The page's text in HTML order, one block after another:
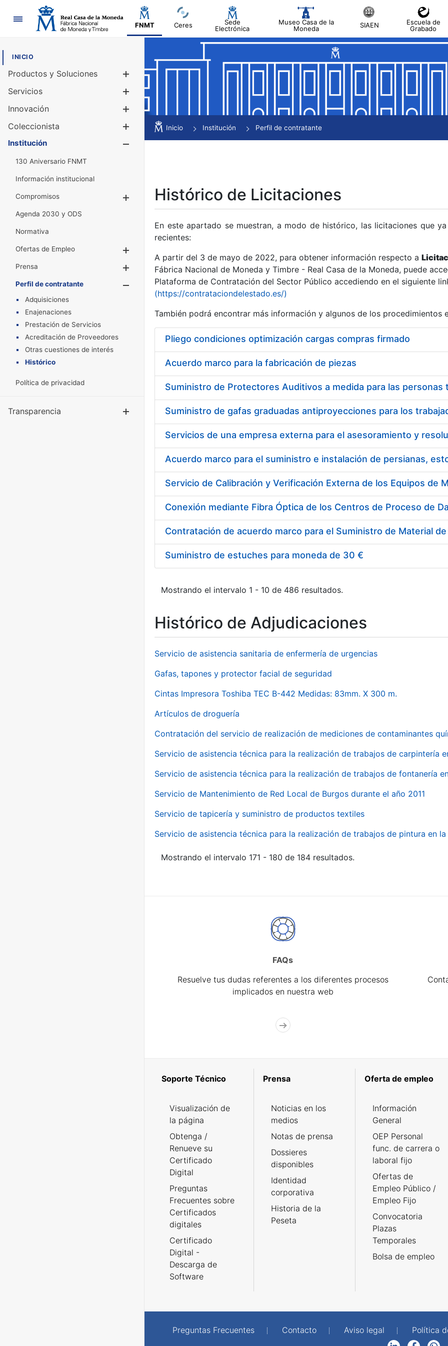
Navegación
FNMT Ceres
Sede
Electrónica
Museo Casa de la
Moneda
SIAEN
Escuela de
Grabado
INICIO
Productos y Soluciones
Mostrar/Ocultar
Servicios
Innovación
Coleccionista
Mostrar/Ocultar
Institución
130 Aniversario FNMT
Información institucional
Compromisos
Mostrar/Ocultar
Agenda 2030 y ODS
Normativa
Ofertas de Empleo
Prensa
Mostrar/Ocultar
Perfil de contratante
Mostrar/Ocultar
Adquisiciones
Enajenaciones
Prestación de Servicios
Acreditación de Proveedores
Otras cuestiones de interés
Histórico
Política de privacidad
Transparencia Mostrar/Ocultar
Inicio Institución Perfil de contratante
Histórico de Licitaciones
En este apartado se muestran, a modo de histórico, las licitaciones que
recientes:
A partir del 3 de mayo de 2022, para obtener información respecto a
Fábrica Nacional de Moneda y Timbre - Real Casa de la Moneda, puede
Plataforma de Contratación del Sector Público accediendo en el siguiente
(https://contrataciondelestado.es/)
También podrá encontrar más información y algunos de los procedimientos
Pliego condiciones optimización cargas compras firmado
Acuerdo marco para la fabricación de piezas
Acuerdo marco para el suministro e instalación de persianas,
Suministro de estuches para moneda de 30 €
Mostrando el intervalo 1 - 10 de 486 resultados.
Histórico de Adjudicaciones
Servicio de asistencia sanitaria de enfermería de urgencias
Gafas, tapones y protector facial de seguridad
Cintas Impresora Toshiba TEC B-442 Medidas: 83mm. X 300 m.
Artículos de droguería
Contratación del servicio de realización de mediciones de contaminantes
Servicio de asistencia técnica para la realización de trabajos de carpintería
Servicio de asistencia técnica para la realización de trabajos de fontanería
Servicio de Mantenimiento de Red Local de Burgos durante el año 2011
Servicio de tapicería y suministro de productos textiles
Servicio de asistencia técnica para la realización de trabajos de pintura en
Mostrando el intervalo 171 - 180 de 184 resultados.
FAQs
Resuelve tus dudas referentes a los diferentes procesos
implicados en nuestra web
Soporte Técnico
Visualización de
la página
Obtenga /
Renueve su
Certificado
Digital
Preguntas
Frecuentes sobre
Certificados
digitales
Certificado
Digital -
Descarga de
Software
Prensa
Noticias en los
medios
Notas de prensa
Dossieres
disponibles
Identidad
corporativa
Historia de la
Peseta
Oferta de empleo
Información
General
OEP Personal
func. de carrera o
laboral fijo
Ofertas de
Empleo Público /
Empleo Fijo
Convocatoria
Plazas
Temporales
Bolsa de empleo
Preguntas Frecuentes Contacto Aviso legal Política